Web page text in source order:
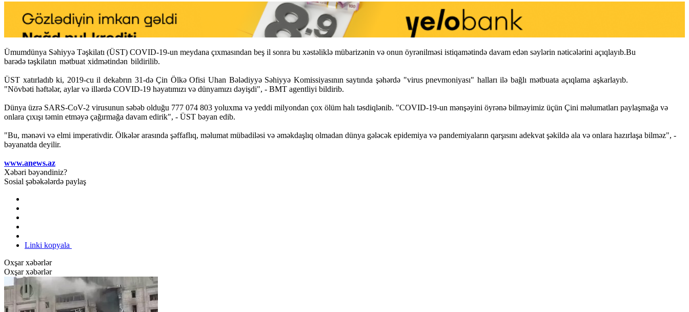
Ümumdünya Səhiyyə Təşkilatı (ÜST) COVID-19-un meydana çıxmasından beş il sonra bu xəstəliklə mübarizənin və onun öyrənilməsi istiqamətində davam edən səylərin nəticələrini açıqlayıb.Bu
barədə təşkilatın mətbuat xidmətindən bildirilib.
ÜST xatırladıb ki, 2019-cu il dekabrın 31-də Çin Ölkə Ofisi Uhan Bələdiyyə Səhiyyə Komissiyasının saytında şəhərdə "virus pnevmoniyası" halları ilə bağlı mətbuata açıqlama aşkarlayıb.
"Növbəti həftələr, aylar və illərdə COVID-19 həyatımızı və dünyamızı dəyişdi", - BMT agentliyi bildirib.
Dünya üzrə SARS-CoV-2 virusunun səbəb olduğu 777 074 803 yoluxma və yeddi milyondan çox ölüm halı təsdiqlənib. "COVID-19-un mənşəyini öyrənə bilməyimiz üçün Çini məlumatları paylaşmağa və
onlara çıxışı təmin etməyə çağırmağa davam edirik", - ÜST bəyan edib.
"Bu, mənəvi və elmi imperativdir. Ölkələr arasında şəffaflıq, məlumat mübadiləsi və əməkdaşlıq olmadan dünya gələcək epidemiya və pandemiyaların qarşısını adekvat şəkildə ala və onlara hazırlaşa bilməz", -
bəyanatda deyilir.
www.anews.az
Xəbəri bəyəndiniz?
Sosial şəbəkələrdə paylaş
Linki kopyala
Oxşar xəbərlər
Oxşar xəbərlər